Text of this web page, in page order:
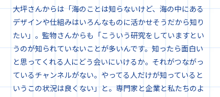
大坪さんからは「海のことは知らないけど、海の中にある
デザインや仕組みはいろんなものに活かせそうだから知り
たい」。監物さんからも「こういう研究をしていますとい
うのが知られていないことが多いんです。知ったら面白い
と思ってくれる人にどう会いにいけるか。それがつながっ
ているチャンネルがない。やってる人だけが知っていると
いうこの状況は良くない」と。専門家と企業と私たちのよ